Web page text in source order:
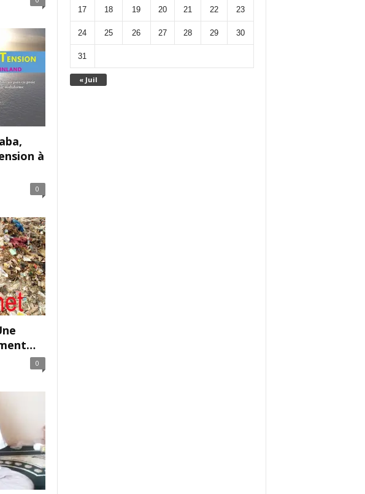
à
0
0
« Juil
17 18 19 20 21 22 23
24 25 26 27 28 29 30
31